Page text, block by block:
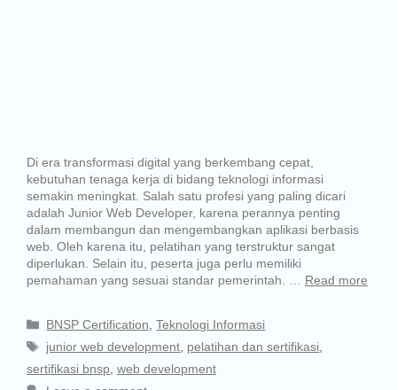
Di era transformasi digital yang berkembang cepat,
kebutuhan tenaga kerja di bidang teknologi informasi
semakin meningkat. Salah satu profesi yang paling dicari
adalah Junior Web Developer, karena perannya penting
dalam membangun dan mengembangkan aplikasi berbasis
web. Oleh karena itu, pelatihan yang terstruktur sangat
diperlukan. Selain itu, peserta juga perlu memiliki
pemahaman yang sesuai standar pemerintah. … Read more
BNSP Certification,Teknologi Informasi
junior web development, pelatihan dan sertifikasi,
sertifikasi bnsp, web development